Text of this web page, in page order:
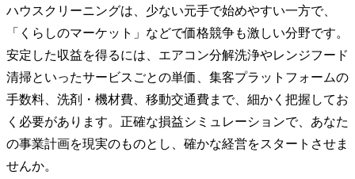
ハウスクリーニングは、少ない元手で始めやすい一方で、
「くらしのマーケット」などで価格競争も激しい分野です。
安定した収益を得るには、エアコン分解洗浄やレンジフード
清掃といったサービスごとの単価、集客プラットフォームの
手数料、洗剤・機材費、移動交通費まで、細かく把握してお
く必要があります。正確な損益シミュレーションで、あなた
の事業計画を現実のものとし、確かな経営をスタートさせま
せんか。